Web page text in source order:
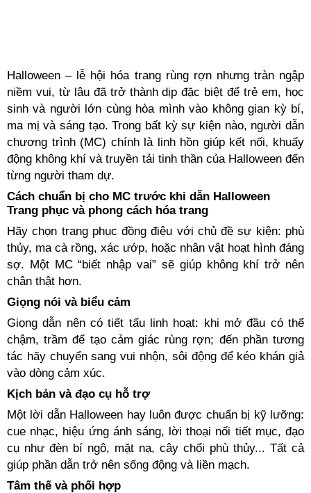
Halloween – lễ hội hóa trang rùng rợn nhưng tràn ngập
niềm vui, từ lâu đã trở thành dịp đặc biệt để trẻ em, học
sinh và người lớn cùng hòa mình vào không gian kỳ bí,
ma mị và sáng tạo. Trong bất kỳ sự kiện nào, người dẫn
chương trình (MC) chính là linh hồn giúp kết nối, khuấy
động không khí và truyền tải tinh thần của Halloween đến
từng người tham dự.
Cách chuẩn bị cho MC trước khi dẫn Halloween
Trang phục và phong cách hóa trang
Hãy chọn trang phục đồng điệu với chủ đề sự kiện: phù
thủy, ma cà rồng, xác ướp, hoặc nhân vật hoạt hình đáng
sợ. Một MC “biết nhập vai” sẽ giúp không khí trở nên
chân thật hơn.
Giọng nói và biểu cảm
Giọng dẫn nên có tiết tấu linh hoạt: khi mở đầu có thể
chậm, trầm để tạo cảm giác rùng rợn; đến phần tương
tác hãy chuyển sang vui nhộn, sôi động để kéo khán giả
vào dòng cảm xúc.
Kịch bản và đạo cụ hỗ trợ
Một lời dẫn Halloween hay luôn được chuẩn bị kỹ lưỡng:
cue nhạc, hiệu ứng ánh sáng, lời thoại nối tiết mục, đạo
cụ như đèn bí ngô, mặt nạ, cây chổi phù thủy... Tất cả
giúp phần dẫn trở nên sống động và liền mạch.
Tâm thế và phối hợp